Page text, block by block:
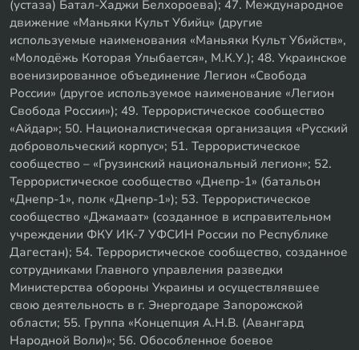
(устаза) Батал-Хаджи Белхороева); 47. Международное
движение «Маньяки Культ Убийц» (другие
используемые наименования «Маньяки Культ Убийств»,
«Молодёжь Которая Улыбается», М.К.У.); 48. Украинское
военизированное объединение Легион «Свобода
России» (другое используемое наименование «Легион
Свобода России»); 49. Террористическое сообщество
«Айдар»; 50. Националистическая организация «Русский
добровольческий корпус»; 51. Террористическое
сообщество – «Грузинский национальный легион»; 52.
Террористическое сообщество «Днепр-1» (батальон
«Днепр-1», полк «Днепр-1»); 53. Террористическое
сообщество «Джамаат» (созданное в исправительном
учреждении ФКУ ИК-7 УФСИН России по Республике
Дагестан); 54. Террористическое сообщество, созданное
сотрудниками Главного управления разведки
Министерства обороны Украины и осуществлявшее
свою деятельность в г. Энергодаре Запорожской
области; 55. Группа «Концепция А.Н.В. (Авангард
Народной Воли)»; 56. Обособленное боевое